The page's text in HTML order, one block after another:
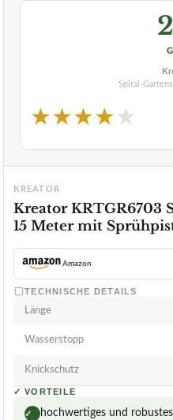
Spiral-
★★★★★
KREATOR
Kreator KRTGR6703
15 Meter mit
Amazon
TECHNISCHE DETAILS
Länge
Wasserstopp
Knickschutz
✓ VORTEILE
✓ hochwertiges und